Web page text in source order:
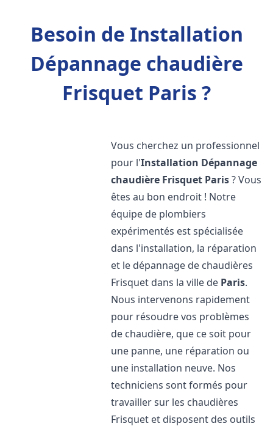
Besoin de Installation
Dépannage chaudière
Frisquet Paris ?
Vous cherchez un professionnel
pour l'Installation Dépannage
chaudière Frisquet Paris? Vous
êtes au bon endroit ! Notre
équipe de plombiers
expérimentés est spécialisée
dans l'installation, la réparation
et le dépannage de chaudières
Frisquet dans la ville de Paris.
Nous intervenons rapidement
pour résoudre vos problèmes
de chaudière, que ce soit pour
une panne, une réparation ou
une installation neuve. Nos
techniciens sont formés pour
travailler sur les chaudières
Frisquet et disposent des outils